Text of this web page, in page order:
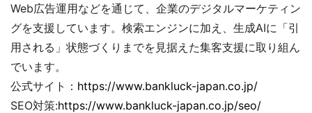
Web広告運用などを通じて、企業のデジタルマーケティン
グを支援しています。検索エンジンに加え、生成AIに「引
用される」状態づくりまでを見据えた集客支援に取り組ん
でいます。
公式サイト： https://www.bankluck-japan.co.jp/
SEO対策:https://www.bankluck-japan.co.jp/seo/